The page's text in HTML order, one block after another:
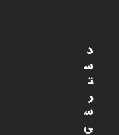
د
س
ت
ر
س
ی